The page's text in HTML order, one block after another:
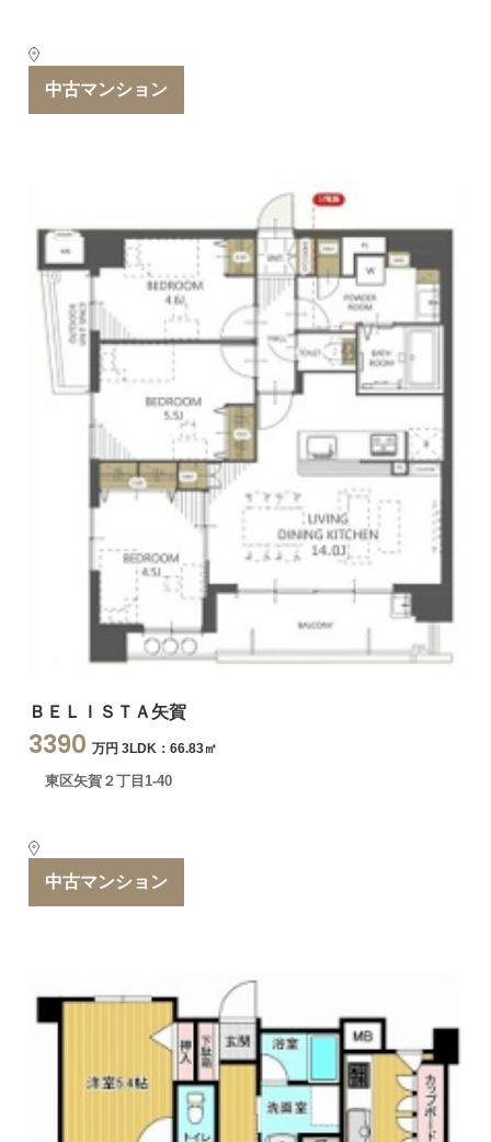
中古マンション
ＢＥＬＩＳＴＡ矢賀
3390 万円 3LDK：66.83㎡
東区矢賀２丁目1-40
中古マンション